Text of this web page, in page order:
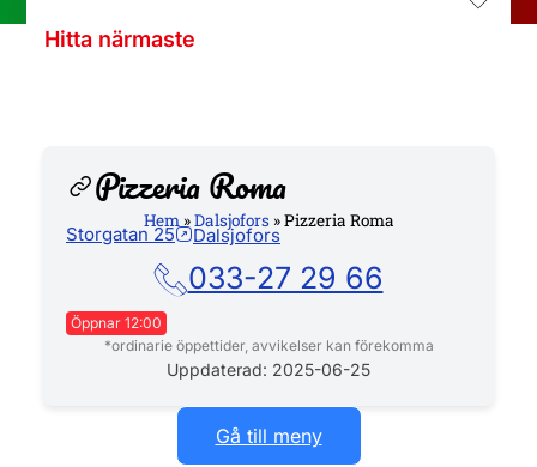
Hitta närmaste
Pizzeria Roma
Hem»Dalsjofors »Pizzeria Roma
Storgatan 25 Dalsjofors
033-27 29 66
Öppnar 12:00
Måndag
11:00 - 21:00
Onsdag
11:00 - 21:00
Torsdag
11:00 - 21:00
*ordinarie öppettider, avvikelser kan förekomma
Uppdaterad: 2025-06-25
Gå till meny